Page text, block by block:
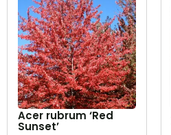
Acer rubrum ‘Red
Sunset’